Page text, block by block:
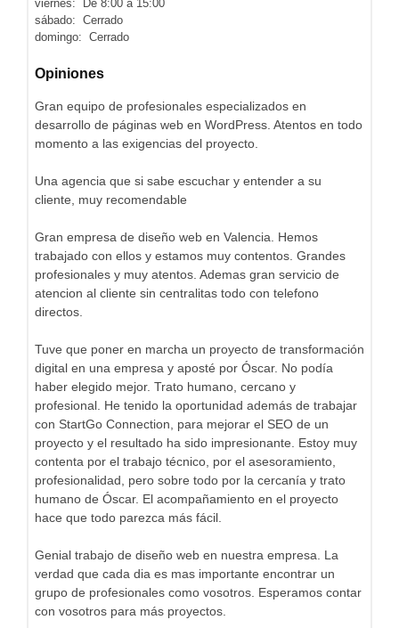
viernes: De 8:00 a 15:00
sábado: Cerrado
domingo: Cerrado
Opiniones
Gran equipo de profesionales especializados en
desarrollo de páginas web en WordPress. Atentos en todo
momento a las exigencias del proyecto.
Una agencia que si sabe escuchar y entender a su
cliente, muy recomendable
Gran empresa de diseño web en Valencia. Hemos
trabajado con ellos y estamos muy contentos. Grandes
profesionales y muy atentos. Ademas gran servicio de
atencion al cliente sin centralitas todo con telefono
directos.
Tuve que poner en marcha un proyecto de transformación
digital en una empresa y aposté por Óscar. No podía
haber elegido mejor. Trato humano, cercano y
profesional. He tenido la oportunidad además de trabajar
con StartGo Connection, para mejorar el SEO de un
proyecto y el resultado ha sido impresionante. Estoy muy
contenta por el trabajo técnico, por el asesoramiento,
profesionalidad, pero sobre todo por la cercanía y trato
humano de Óscar. El acompañamiento en el proyecto
hace que todo parezca más fácil.
Genial trabajo de diseño web en nuestra empresa. La
verdad que cada dia es mas importante encontrar un
grupo de profesionales como vosotros. Esperamos contar
con vosotros para más proyectos.